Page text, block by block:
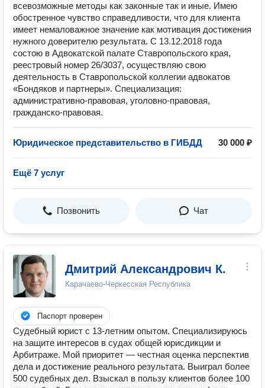
всевозможные методы как законные так и иные. Имею
обостренное чувство справедливости, что для клиента
имеет немаловажное значение как мотивация достижения
нужного доверителю результата. С 13.12.2018 года
состою в Адвокатской палате Ставропольского края,
реестровый номер 26/3037, осуществляю свою
деятельность в Ставропольской коллегии адвокатов
«Бондяков и партнеры». Специализация:
административно-правовая, уголовно-правовая,
гражданско-правовая.
Юридическое представительство в ГИБДД 30 000 ₽
Ещё 7 услуг
Позвонить Чат
Дмитрий Александрович К.
Карачаево-Черкесская Республика
Паспорт проверен
Судебный юрист с 13-летним опытом. Специализируюсь
на защите интересов в судах общей юрисдикции и
Арбитраже. Мой приоритет — честная оценка перспектив
дела и достижение реального результата. Выиграл более
500 судебных дел. Взыскал в пользу клиентов более 100